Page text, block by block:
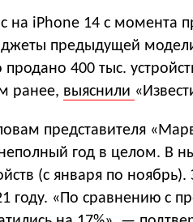
на iPhone 14 с момента
предыдущей
продано 400 тыс.
ранее, выяснили
представителя
год в целом. В
(с января по
году. «По сравнению с